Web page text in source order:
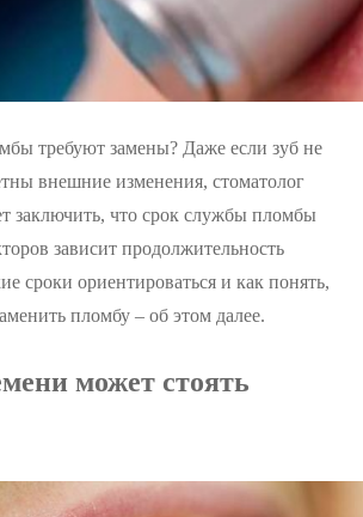
требуют замены? Даже если зуб не
внешние изменения, стоматолог
заключить, что срок службы пломбы
зависит продолжительность
сроки ориентироваться и как понять,
пломбу – об этом далее.
может стоять